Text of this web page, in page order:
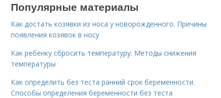
Популярные материалы
Как достать козявки из носа у новорожденного. Причины
появления козявок в носу
Как ребенку сбросить температуру. Методы снижения
температуры
Как определить без теста ранний срок беременности.
Способы определения беременности без теста